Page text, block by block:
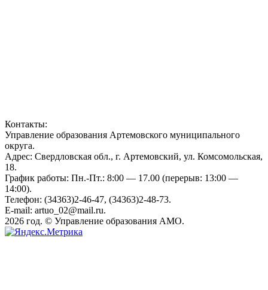
Контакты:
Управление образования Артемовского муниципального
округа.
Адрес: Свердловская обл., г. Артемовский, ул. Комсомольская,
18.
График работы: Пн.-Пт.: 8:00 — 17.00 (перерыв: 13:00 —
14:00).
Телефон: (34363)2-46-47, (34363)2-48-73.
E-mail: artuo_02@mail.ru.
2026 год. © Управление образования АМО.